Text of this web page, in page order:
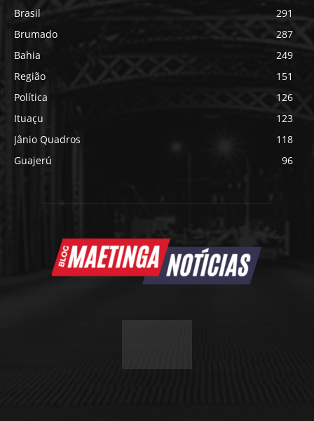
Brasil
291
Brumado
287
Bahia
249
Região
151
Política
126
Ituaçu
123
Jânio Quadros
118
Guajerú
96